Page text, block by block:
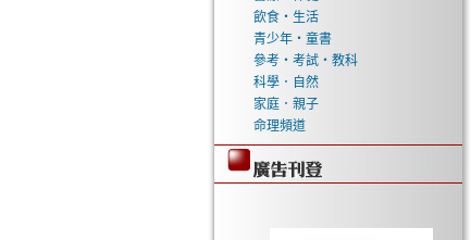
飲食‧生活
青少年‧童書
參考‧考試‧教科
科學．自然
家庭．親子
命理頻道